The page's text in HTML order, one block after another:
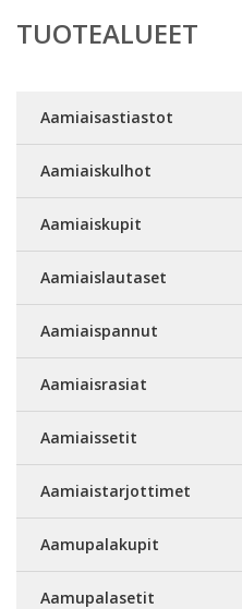
TUOTEALUEET
Aamiaisastiastot
Aamiaiskulhot
Aamiaiskupit
Aamiaislautaset
Aamiaispannut
Aamiaisrasiat
Aamiaissetit
Aamiaistarjottimet
Aamupalakupit
Aamupalasetit